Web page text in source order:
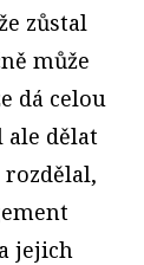
zůstal
může
dá celou
ale dělat
rozdělal,
jejich